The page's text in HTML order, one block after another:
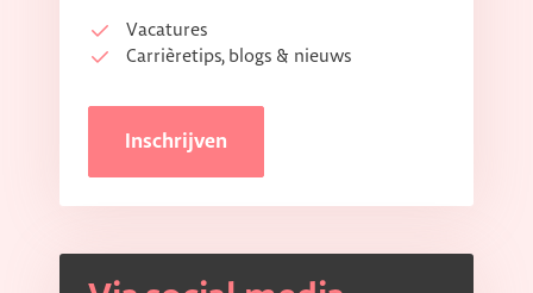
Vacatures
Carrièretips, blogs & nieuws
Inschrijven